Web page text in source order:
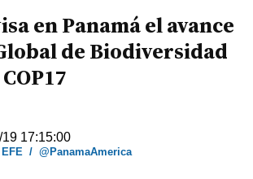
en Panamá el avance
de Biodiversidad
17:15:00
EFE /@PanamaAmerica